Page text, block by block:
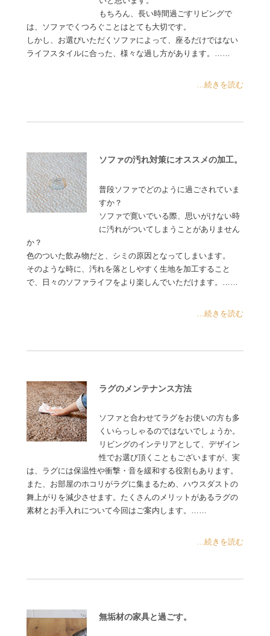
もちろん、長い時間過ごすリビングで
は、ソファでくつろぐことはとても大切です。
しかし、お選びいただくソファによって、座るだけではない
ライフスタイルに合った、様々な過し方があります。……
...続きを読む
ソファの汚れ対策にオススメの加工。
普段ソファでどのように過ごされていま
すか？
ソファで寛いでいる際、思いがけない時
に汚れがついてしまうことがありません
か？
色のついた飲み物だと、シミの原因となってしまいます。
そのような時に、汚れを落としやすく生地を加工すること
で、日々のソファライフをより楽しんでいただけます。……
...続きを読む
ラグのメンテナンス方法
ソファと合わせてラグをお使いの方も多
くいらっしゃるのではないでしょうか。
リビングのインテリアとして、デザイン
性でお選び頂くこともございますが、実
は、ラグには保温性や衝撃・音を緩和する役割もあります。
また、お部屋のホコリがラグに集まるため、ハウスダストの
舞上がりを減少させます。たくさんのメリットがあるラグの
素材とお手入れについて今回はご案内します。……
...続きを読む
無垢材の家具と過ごす。